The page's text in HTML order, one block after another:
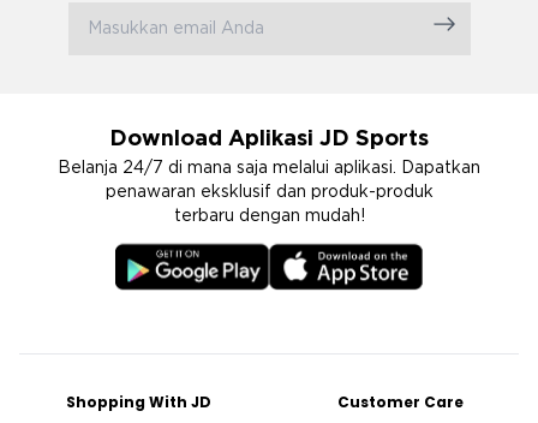
Download Aplikasi JD Sports
Belanja 24/7 di mana saja melalui aplikasi. Dapatkan
penawaran eksklusif dan produk-produk
terbaru dengan mudah!
Shopping With JD
Customer Care